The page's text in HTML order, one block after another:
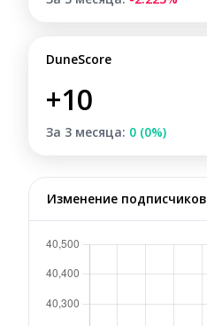
DuneScore
+10
За 3 месяца: 0 (0%)
Изменение подписчиков